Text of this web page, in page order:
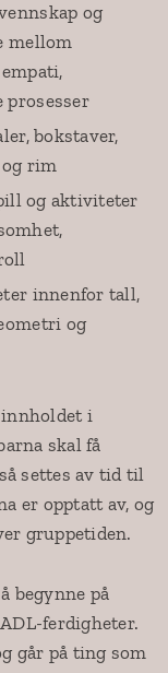
og
mellom
prosesser
bokstaver,
rim
og aktiviteter
innenfor tall,
og
i
skal få
settes av tid til
er opptatt av, og
gruppetiden.
begynne på
ferdigheter.
går på ting som